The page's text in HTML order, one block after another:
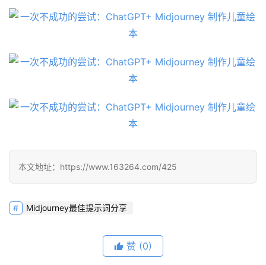
本文地址：https://www.163264.com/425
Midjourney最佳提示词分享
赞 (0)